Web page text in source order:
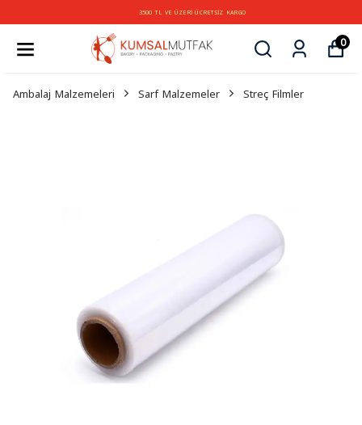
3500 TL VE ÜZERİ ÜCRETSİZ KARGO
0
Ambalaj Malzemeleri Sarf Malzemeler Streç Filmler